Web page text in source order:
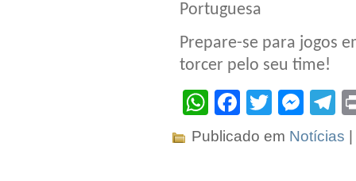
Portuguesa
Prepare-se para jogos
torcer pelo seu time!
WhatsApp
Facebook
Twitter
Publicado em Notícias